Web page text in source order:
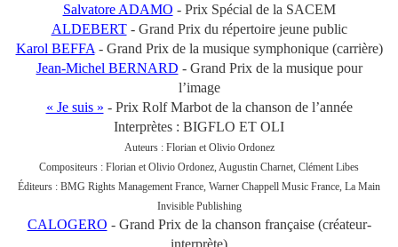
Salvatore ADAMO - Prix Spécial de la SACEM
ALDEBERT- Grand Prix du répertoire jeune public
Karol BEFFA - Grand Prix de la musique symphonique (carrière)
Jean-Michel BERNARD - Grand Prix de la musique pour
l’image
« Je suis » - Prix Rolf Marbot de la chanson de l’année
Interprètes : BIGFLO ET OLI
Auteurs : Florian et Olivio Ordonez
Compositeurs : Florian et Olivio Ordonez, Augustin Charnet, Clément Libes
Éditeurs : BMG Rights Management France, Warner Chappell Music France, La Main
Invisible Publishing
CALOGERO - Grand Prix de la chanson française (créateur-